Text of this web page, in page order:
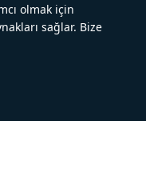
olmak için
sağlar. Bize